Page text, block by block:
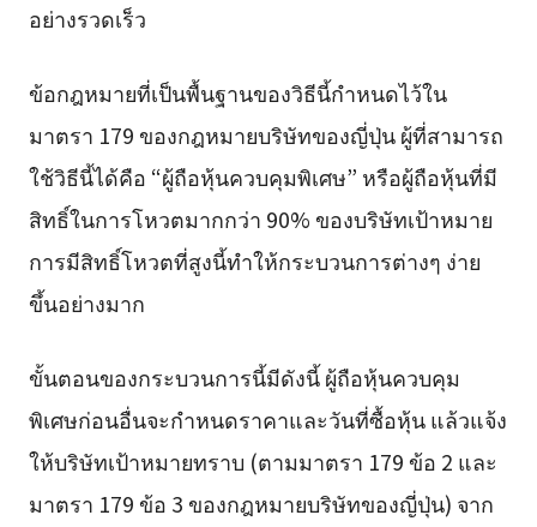
อย่างรวดเร็ว
ข้อกฎหมายที่เป็นพื้นฐานของวิธีนี้กำหนดไว้ใน
มาตรา 179 ของกฎหมายบริษัทของญี่ปุ่น ผู้ที่สามารถ
ใช้วิธีนี้ได้คือ “ผู้ถือหุ้นควบคุมพิเศษ” หรือผู้ถือหุ้นที่มี
สิทธิ์ในการโหวตมากกว่า 90% ของบริษัทเป้าหมาย
การมีสิทธิ์โหวตที่สูงนี้ทำให้กระบวนการต่างๆ ง่าย
ขึ้นอย่างมาก
ขั้นตอนของกระบวนการนี้มีดังนี้ ผู้ถือหุ้นควบคุม
พิเศษก่อนอื่นจะกำหนดราคาและวันที่ซื้อหุ้น แล้วแจ้ง
ให้บริษัทเป้าหมายทราบ (ตามมาตรา 179 ข้อ 2 และ
มาตรา 179 ข้อ 3 ของกฎหมายบริษัทของญี่ปุ่น) จาก